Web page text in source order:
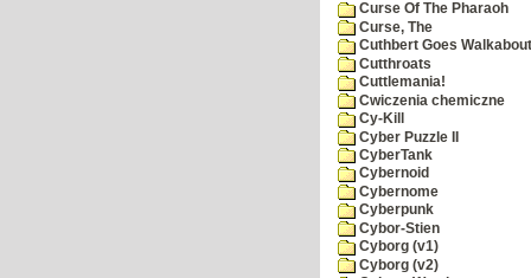
Curse Of The Pharaoh
Curse, The
Cuthbert Goes Walkabout
Cutthroats
Cuttlemania!
Cwiczenia chemiczne
Cy-Kill
Cyber Puzzle II
CyberTank
Cybernoid
Cybernome
Cyberpunk
Cybor-Stien
Cyborg (v1)
Cyborg (v2)